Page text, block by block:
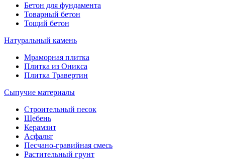
Бетон для фундамента
Товарный бетон
Тощий бетон
Натуральный камень
Мраморная плитка
Плитка из Оникса
Плитка Травертин
Сыпучие материалы
Строительный песок
Щебень
Керамзит
Асфальт
Песчано-гравийная смесь
Растительный грунт